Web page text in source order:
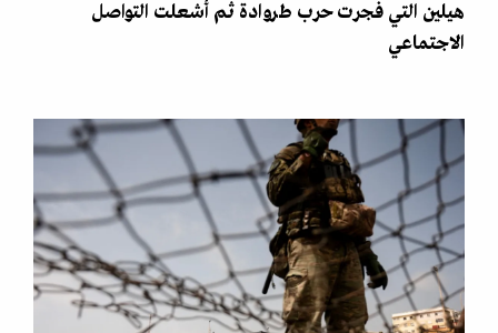
هيلين التي فجرت حرب طروادة ثم أشعلت التواصل
الاجتماعي